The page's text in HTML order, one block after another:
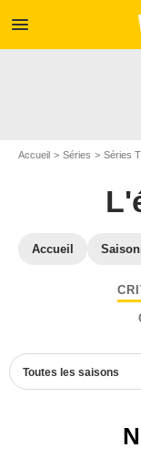
menu
Accueil Séries Séries
Accueil
Toutes les saisons